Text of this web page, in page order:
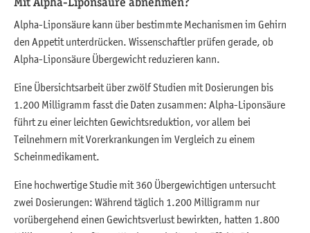
Alpha-Liponsäure kann über bestimmte Mechanismen im Gehirn
den Appetit unterdrücken. Wissenschaftler prüfen gerade, ob
Alpha-Liponsäure Übergewicht reduzieren kann.
Eine Übersichtsarbeit über zwölf Studien mit Dosierungen bis
1.200 Milligramm fasst die Daten zusammen: Alpha-Liponsäure
führt zu einer leichten Gewichtsreduktion, vor allem bei
Teilnehmern mit Vorerkrankungen im Vergleich zu einem
Scheinmedikament.
Eine hochwertige Studie mit 360 Übergewichtigen untersucht
zwei Dosierungen: Während täglich 1.200 Milligramm nur
vorübergehend einen Gewichtsverlust bewirkten, hatten 1.800